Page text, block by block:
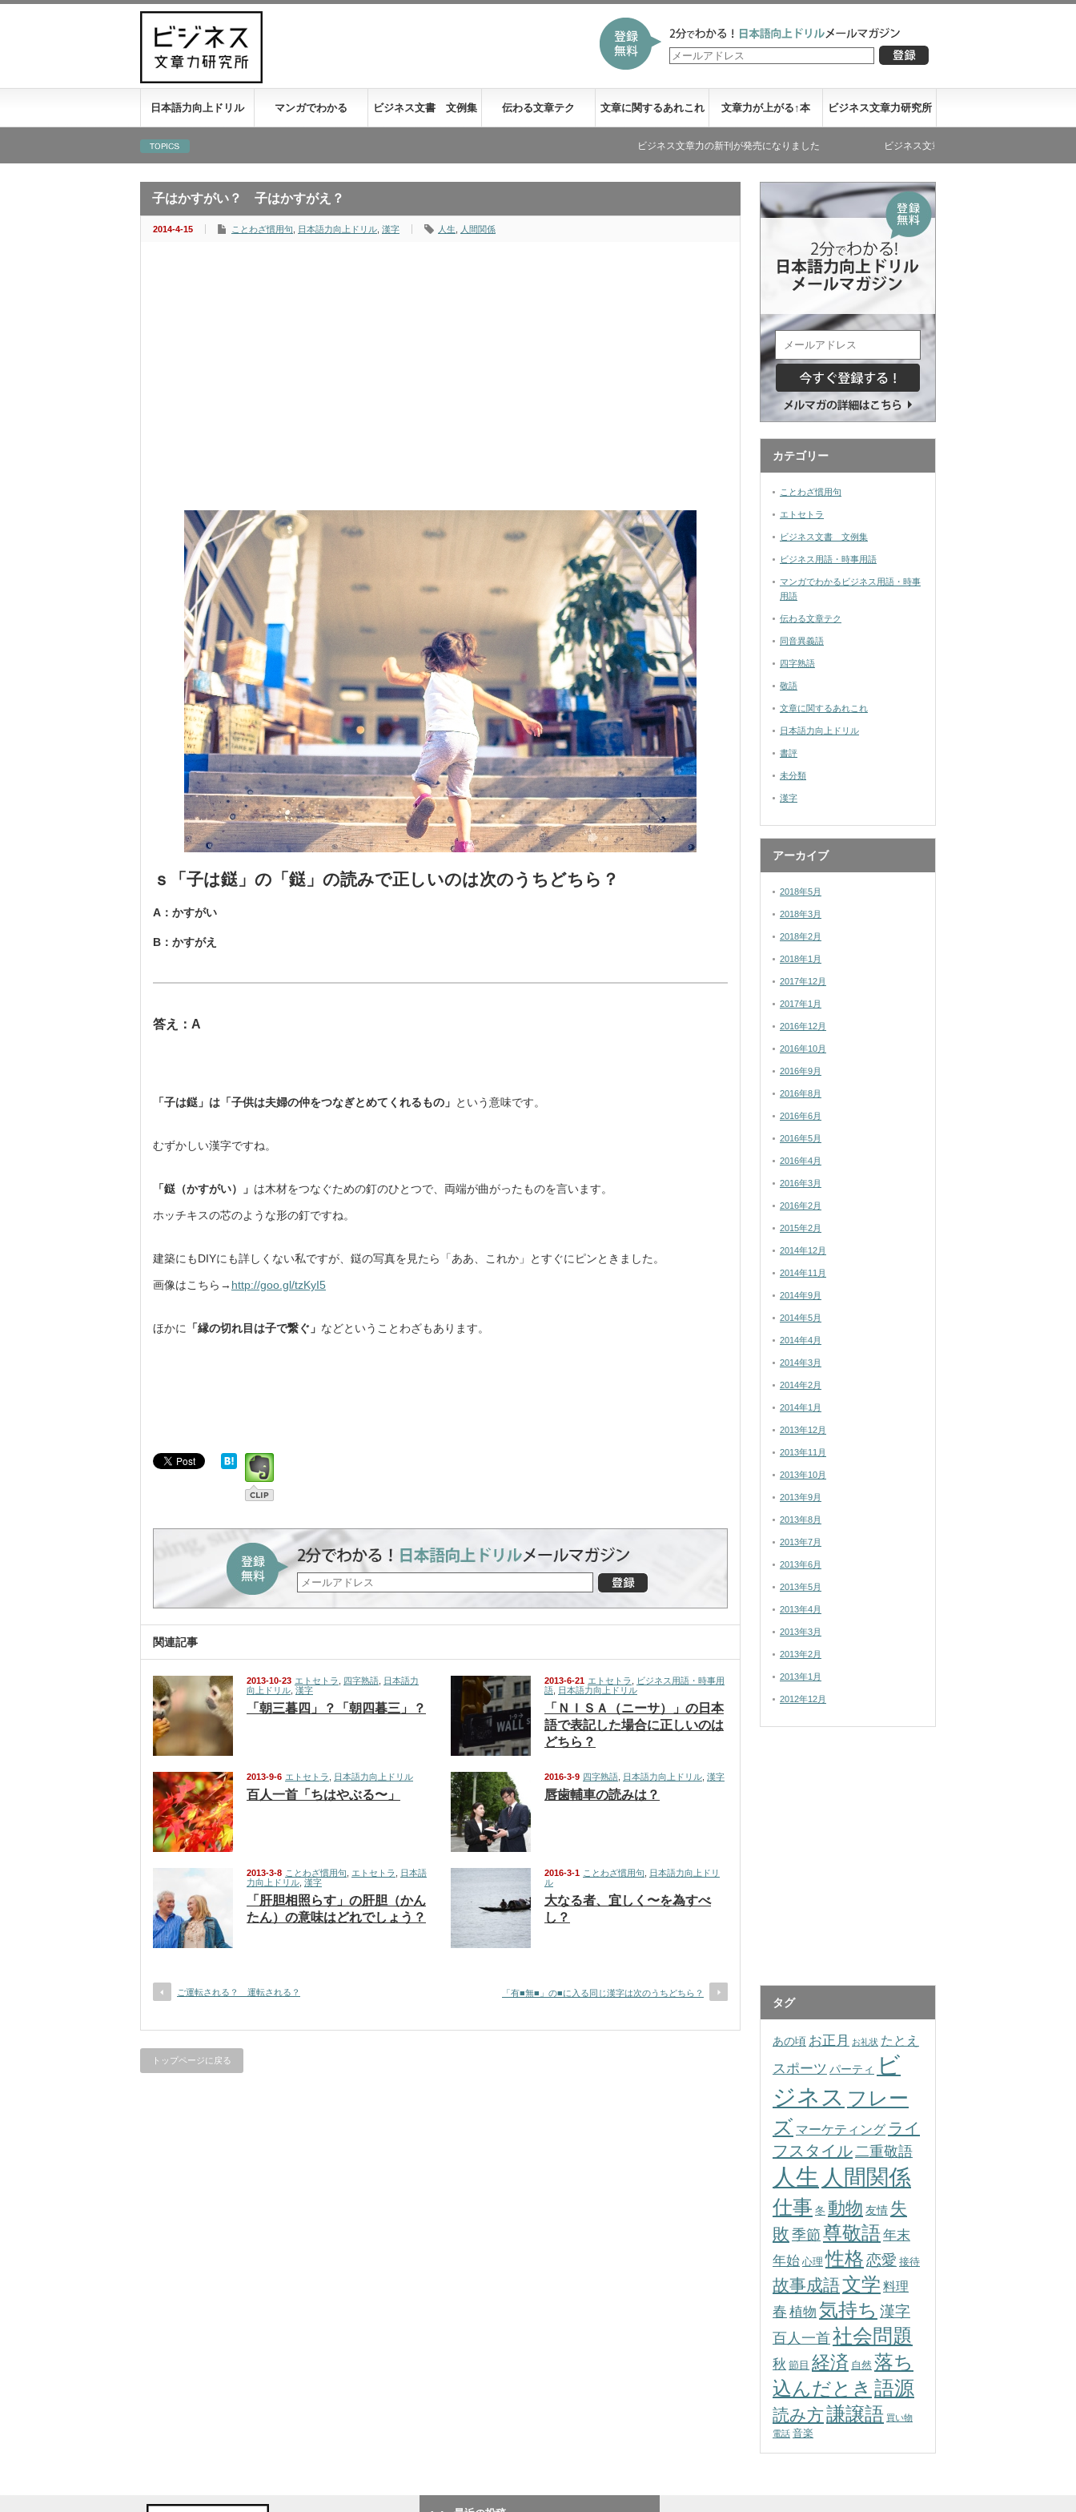
日本語力向上ドリル マンガでわかる ビジネス文書 文例集 伝わる文章テク 文章に関するあれこれ 文章力が上がる↑本 ビジネス文章力研究所
ビジネス文章力の新刊が発売になりました ビジネス文章力が書き下ろした文庫本が発売になりまし
子はかすがい？ 子はかすがえ？
2014-4-15 ことわざ慣用句 日本語力向上ドリル 漢字 人生 人間関係
ｓ「子は鎹」の「鎹」の読みで正しいのは次のうちどちら？
A：かすがい
B：かすがえ
答え：A
「子は鎹」は「子供は夫婦の仲をつなぎとめてくれるもの」 という意味です。
むずかしい漢字ですね。
「鎹（かすがい）」 は木材をつなぐための釘のひとつで、両端が曲がったものを言います。
ホッチキスの芯のような形の釘ですね。
建築にもDIYにも詳しくない私ですが、鎹の写真を見たら「ああ、これか」とすぐにピンときました。
画像はこちら→ http://goo.gl/tzKyI5
ほかに 「縁の切れ目は子で繋ぐ」 などということわざもあります。
関連記事
2013-10-23 エトセトラ 四字熟語 日本語力
向上ドリル 漢字
「朝三暮四」？「朝四暮三」？
2013-6-21 エトセトラ
ビジネス用語・時事用
語 日本語力向上ドリル
「ＮＩＳＡ（ニーサ）」の日本
語で表記した場合に正しいのは
どちら？
2013-9-6 エトセトラ 日本語力向上ドリル
百人一首「ちはやぶる〜」
2016-3-9 四字熟語 日本語力向上ドリル 漢字
唇歯輔車の読みは？
2013-3-8 ことわざ慣用句 エトセトラ
日本語
力向上ドリル 漢字
「肝胆相照らす」の肝胆（かん
たん）の意味はどれでしょう？
2016-3-1 ことわざ慣用句
日本語力向上ドリ
ル
大なる者、宜しく〜を為すべ
し？
ご運転される？ 運転される？ 「有■無■」の■に入る同じ漢字は次のうちどちら？
トップページに戻る
カテゴリー
ことわざ慣用句
エトセトラ
ビジネス文書 文例集
ビジネス用語・時事用語
マンガでわかるビジネス用語・時事
用語
伝わる文章テク
同音異義語
四字熟語
敬語
文章に関するあれこれ
日本語力向上ドリル
書評
未分類
漢字
アーカイブ
2018年5月
2018年3月
2018年2月
2018年1月
2017年12月
2017年1月
2016年12月
2016年10月
2016年9月
2016年8月
2016年6月
2016年5月
2016年4月
2016年3月
2016年2月
2015年2月
2014年12月
2014年11月
2014年9月
2014年5月
2014年4月
2014年3月
2014年2月
2014年1月
2013年12月
2013年11月
2013年10月
2013年9月
2013年8月
2013年7月
2013年6月
2013年5月
2013年4月
2013年3月
2013年2月
2013年1月
2012年12月
タグ
あの頃 お正月 お礼状 たとえ
スポーツ パーティ
ビ
ジネス フレー
ズ マーケティング ライ
フスタイル 二重敬語
人生 人間関係
仕事 冬 動物 友情 失
敗 季節 尊敬語年末
年始 心理 性格恋愛 接待
故事成語文学 料理
春 植物 気持ち 漢字
百人一首社会問題
秋 節目 経済 自然 落ち
込んだとき 語源
読み方謙譲語 買い物
電話 音楽